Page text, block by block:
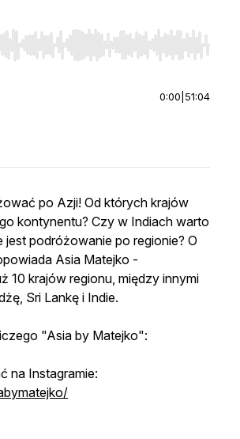
Home/End to jump to start or end.
0:00 51:04
po Azji! Od których krajów
kontynentu? Czy w Indiach warto
jest podróżowanie po regionie? O
Asia Matejko -
10 krajów regionu, między innymi
Sri Lankę i Indie.
"Asia by Matejko":
na Instagramie: